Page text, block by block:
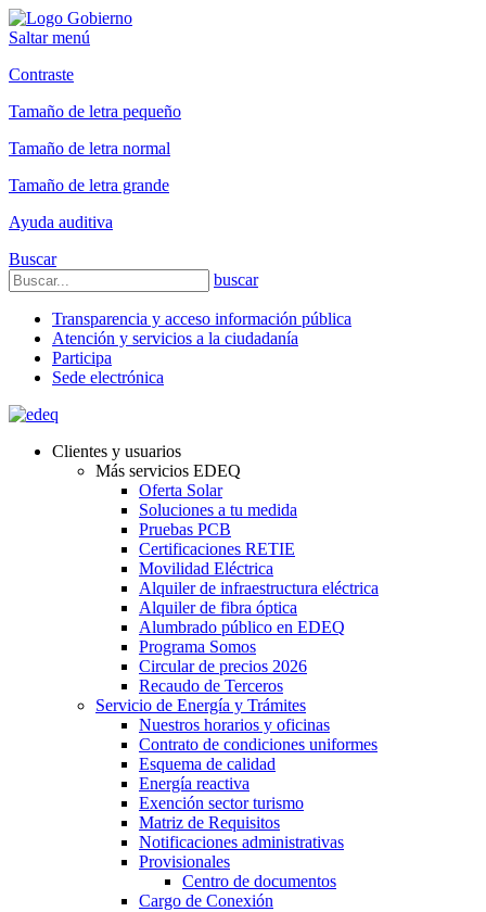
Saltar menú
Contraste
Tamaño de letra pequeño
Tamaño de letra normal
Tamaño de letra grande
Ayuda auditiva
Buscar
buscar
Transparencia y acceso información pública
Atención y servicios a la ciudadanía
Participa
Sede electrónica
Clientes y usuarios
Más servicios EDEQ
Oferta Solar
Soluciones a tu medida
Pruebas PCB
Certificaciones RETIE
Movilidad Eléctrica
Alquiler de infraestructura eléctrica
Alquiler de fibra óptica
Alumbrado público en EDEQ
Programa Somos
Circular de precios 2026
Recaudo de Terceros
Servicio de Energía y Trámites
Nuestros horarios y oficinas
Contrato de condiciones uniformes
Esquema de calidad
Energía reactiva
Exención sector turismo
Matriz de Requisitos
Notificaciones administrativas
Provisionales
Centro de documentos
Cargo de Conexión